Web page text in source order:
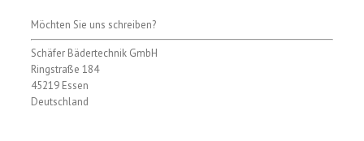
Möchten Sie uns schreiben?
Schäfer Bädertechnik GmbH
Ringstraße 184
45219 Essen
Deutschland